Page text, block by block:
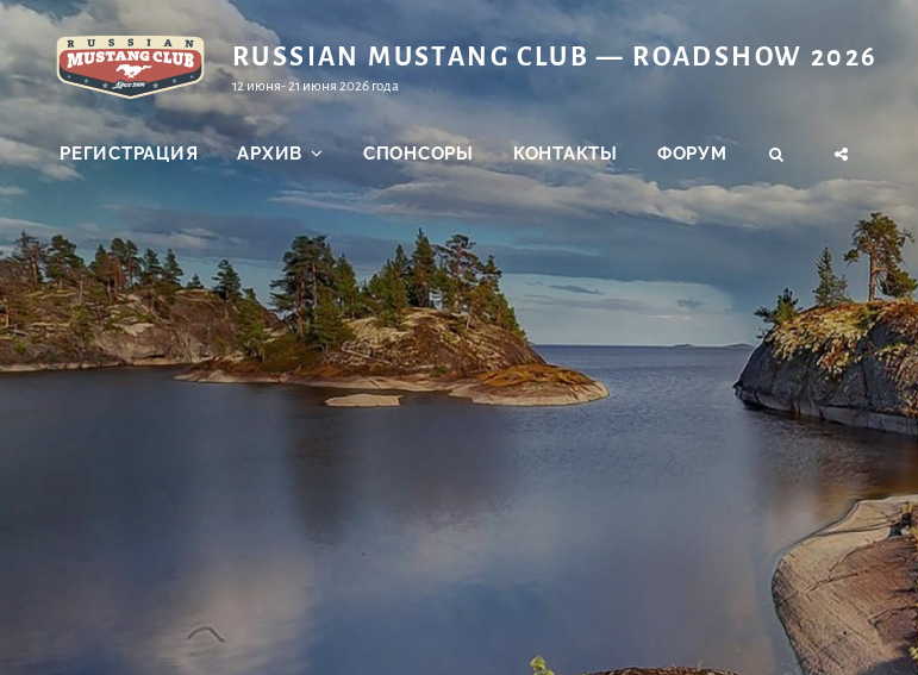
Перейти
содержимому
RUSSIAN MUSTANG CLUB — ROADSHOW 2026
12 июня- 21 июня 2026 года
РЕГИСТРАЦИЯ АРХИВ СПОНСОРЫ КОНТАКТЫ ФОРУМ ПОИСК